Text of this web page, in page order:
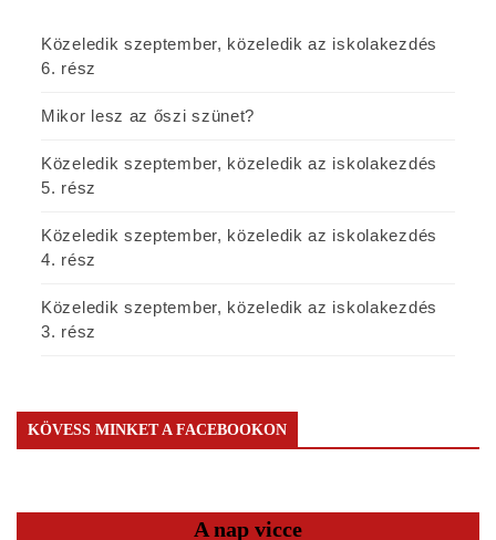
Közeledik szeptember, közeledik az iskolakezdés
6. rész
Mikor lesz az őszi szünet?
Közeledik szeptember, közeledik az iskolakezdés
5. rész
Közeledik szeptember, közeledik az iskolakezdés
4. rész
Közeledik szeptember, közeledik az iskolakezdés
3. rész
KÖVESS MINKET A FACEBOOKON
A nap vicce